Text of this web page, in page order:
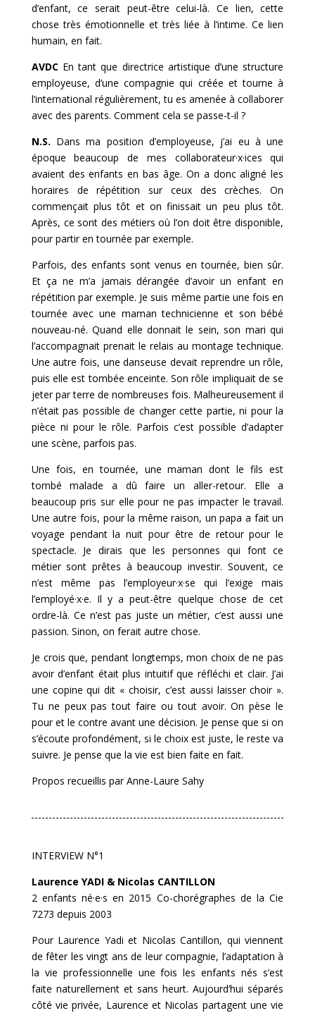
d’enfant, ce serait peut-être celui-là. Ce lien, cette
chose très émotionnelle et très liée à l’intime. Ce lien
humain, en fait.
AVDC En tant que directrice artistique d’une structure
employeuse, d’une compagnie qui créée et tourne à
l’international régulièrement, tu es amenée à collaborer
avec des parents. Comment cela se passe-t-il ?
N.S. Dans ma position d’employeuse, j’ai eu à une
époque beaucoup de mes collaborateur·x·ices qui
avaient des enfants en bas âge. On a donc aligné les
horaires de répétition sur ceux des crèches. On
commençait plus tôt et on finissait un peu plus tôt.
Après, ce sont des métiers où l’on doit être disponible,
pour partir en tournée par exemple.
Parfois, des enfants sont venus en tournée, bien sûr.
Et ça ne m’a jamais dérangée d’avoir un enfant en
répétition par exemple. Je suis même partie une fois en
tournée avec une maman technicienne et son bébé
nouveau-né. Quand elle donnait le sein, son mari qui
l’accompagnait prenait le relais au montage technique.
Une autre fois, une danseuse devait reprendre un rôle,
puis elle est tombée enceinte. Son rôle impliquait de se
jeter par terre de nombreuses fois. Malheureusement il
n’était pas possible de changer cette partie, ni pour la
pièce ni pour le rôle. Parfois c’est possible d’adapter
une scène, parfois pas.
Une fois, en tournée, une maman dont le fils est
tombé malade a dû faire un aller-retour. Elle a
beaucoup pris sur elle pour ne pas impacter le travail.
Une autre fois, pour la même raison, un papa a fait un
voyage pendant la nuit pour être de retour pour le
spectacle. Je dirais que les personnes qui font ce
métier sont prêtes à beaucoup investir. Souvent, ce
n’est même pas l’employeur·x·se qui l’exige mais
l’employé·x·e. Il y a peut-être quelque chose de cet
ordre-là. Ce n’est pas juste un métier, c’est aussi une
passion. Sinon, on ferait autre chose.
Je crois que, pendant longtemps, mon choix de ne pas
avoir d’enfant était plus intuitif que réfléchi et clair. J’ai
une copine qui dit « choisir, c’est aussi laisser choir ».
Tu ne peux pas tout faire ou tout avoir. On pèse le
pour et le contre avant une décision. Je pense que si on
s’écoute profondément, si le choix est juste, le reste va
suivre. Je pense que la vie est bien faite en fait.
Propos recueillis par Anne-Laure Sahy
INTERVIEW N°1
Laurence YADI & Nicolas CANTILLON
2 enfants né·e·s en 2015 Co-chorégraphes de la Cie
7273 depuis 2003
Pour Laurence Yadi et Nicolas Cantillon, qui viennent
de fêter les vingt ans de leur compagnie, l’adaptation à
la vie professionnelle une fois les enfants nés s’est
faite naturellement et sans heurt. Aujourd’hui séparés
côté vie privée, Laurence et Nicolas partagent une vie